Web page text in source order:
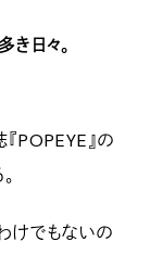
き日々。
POPEYE』の
けでもないの